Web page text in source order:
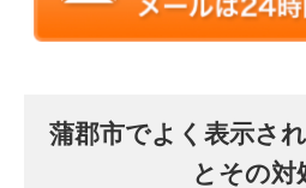
蒲郡市でよく表示さ
とその対